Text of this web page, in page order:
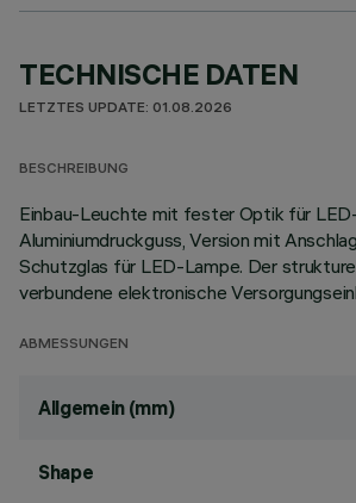
TECHNISCHE DATEN
LETZTES UPDATE: 01.08.2026
BESCHREIBUNG
Einbau-Leuchte mit fester Optik für
Aluminiumdruckguss, Version mit
Schutzglas für LED-Lampe. Der
verbundene elektronische
ABMESSUNGEN
Allgemein (mm)
Shape